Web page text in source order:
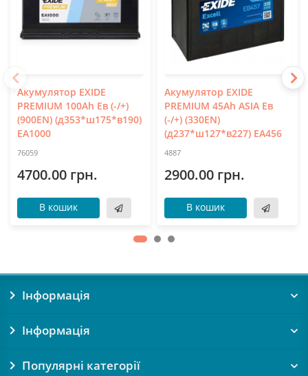
Акумулятор EXIDE
PREMIUM 100Ah Ев (-/+)
(900EN) (д353*ш175*в190)
EA1000
76059
4700.00 грн.
В кошик
Акумулятор EXIDE
PREMIUM 45Ah ASIA Ев
(-/+) (330EN)
(д237*ш127*в227) EA456
4887
2900.00 грн.
В кошик
Інформація
Інформація
Популярні категорії